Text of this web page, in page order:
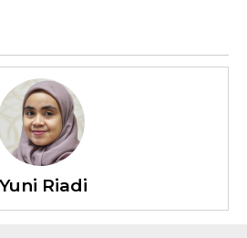
Yuni Riadi